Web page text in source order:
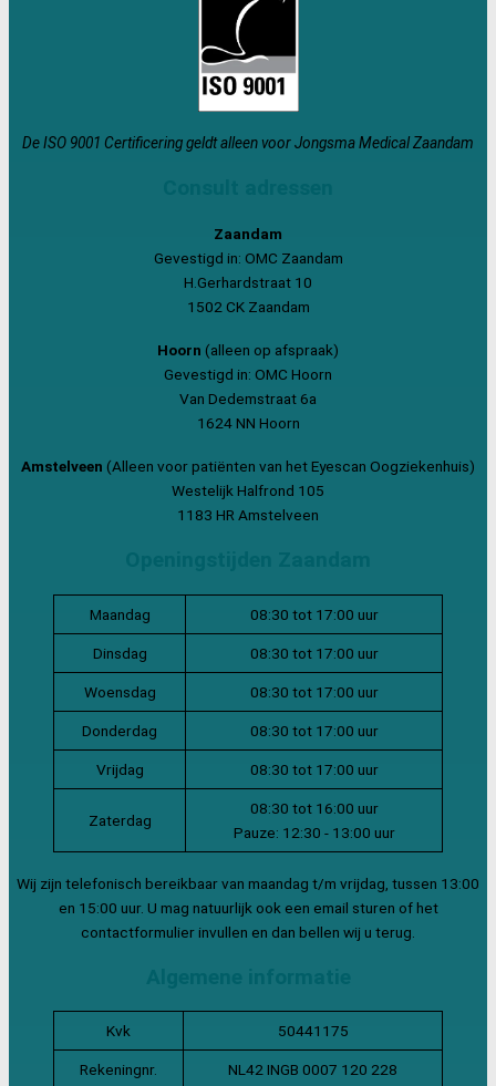
De ISO 9001 Certificering geldt alleen voor Jongsma Medical Zaandam
Zaandam
Gevestigd in: OMC Zaandam
H.Gerhardstraat 10
1502 CK Zaandam
Hoorn (alleen op afspraak)
Gevestigd in: OMC Hoorn
Van Dedemstraat 6a
1624 NN Hoorn
Amstelveen (Alleen voor patiënten van het Eyescan Oogziekenhuis)
Westelijk Halfrond 105
1183 HR Amstelveen
Maandag 08:30 tot 17:00 uur
Dinsdag 08:30 tot 17:00 uur
Woensdag 08:30 tot 17:00 uur
Donderdag 08:30 tot 17:00 uur
Vrijdag 08:30 tot 17:00 uur
Zaterdag
08:30 tot 16:00 uur
Pauze: 12:30 - 13:00 uur
Wij zijn telefonisch bereikbaar van maandag t/m vrijdag, tussen 13:00
en 15:00 uur. U mag natuurlijk ook een email sturen of het
contactformulier invullen en dan bellen wij u terug.
Kvk 50441175
Rekeningnr. NL42 INGB 0007 120 228